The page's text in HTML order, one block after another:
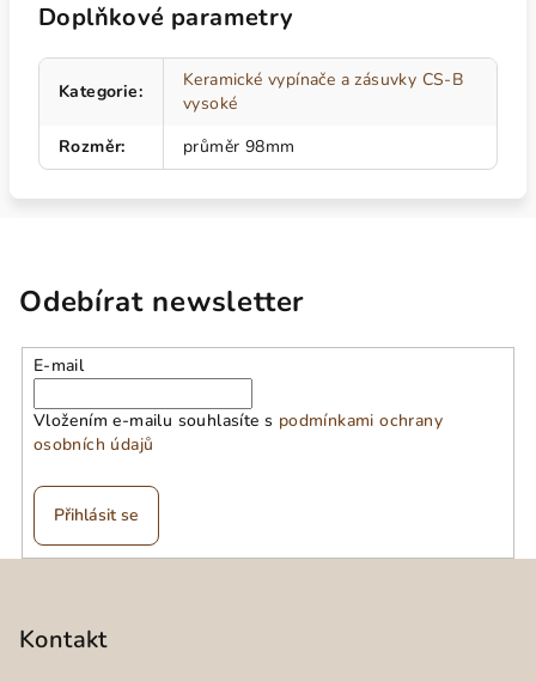
Doplňkové parametry
Kategorie:
Keramické vypínače a zásuvky CS-B
vysoké
Rozměr: průměr 98mm
Odebírat newsletter
E-mail
Vložením e-mailu souhlasíte s podmínkami ochrany
osobních údajů
Přihlásit se
Kontakt